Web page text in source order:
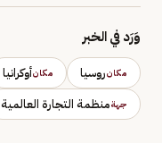
وَرَد في الخبر
مكانروسيا مكانأوكرانيا
جهةمنظمة التجارة العالمية